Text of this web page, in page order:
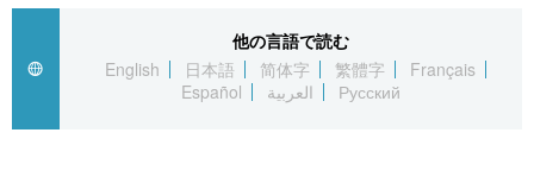
Русский
経済・ビジネス
国際
トップ
アーカイブ
In-depth
Japan Data
他の言語で読む
English
日本語 简体字 繁體字
Français
Español
العربية Русский